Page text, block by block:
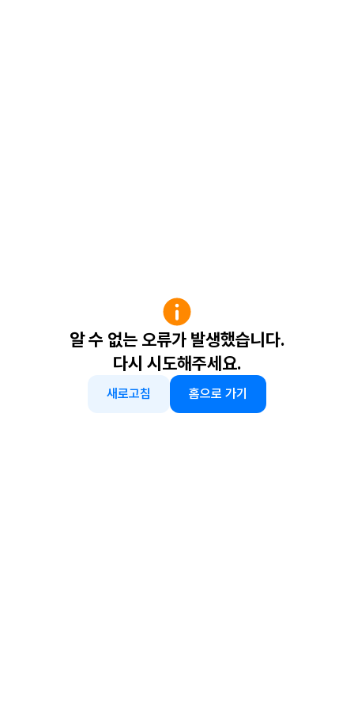
알 수 없는 오류가 발생했습니다.
다시 시도해주세요.
새로고침 홈으로 가기